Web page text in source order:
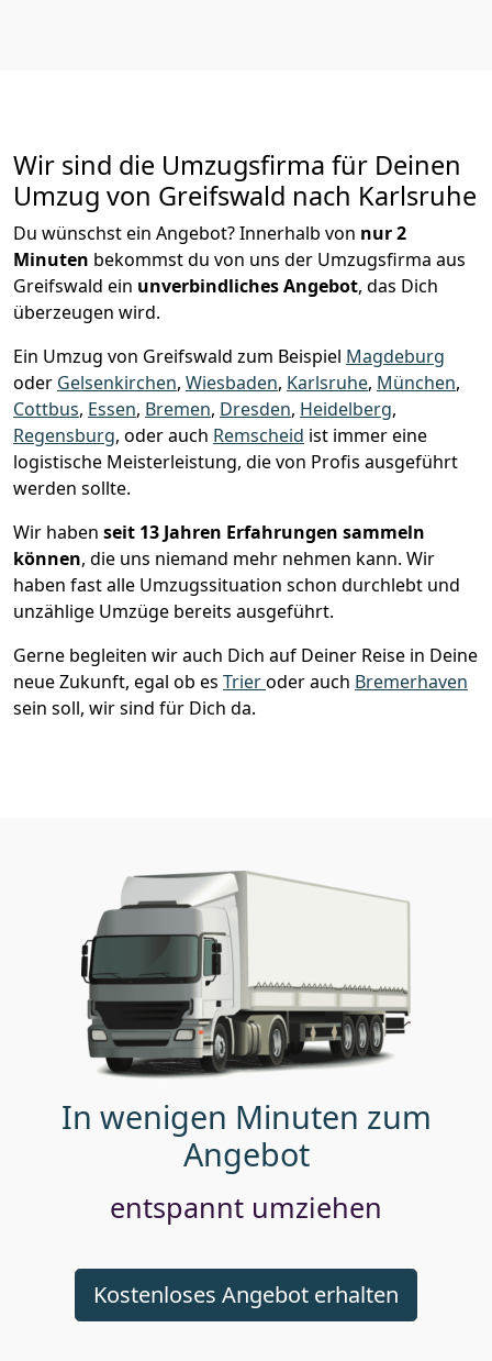
Wir sind die Umzugsfirma für Deinen
Umzug von Greifswald nach Karlsruhe
Du wünschst ein Angebot? Innerhalb von nur 2
Minuten bekommst du von uns der Umzugsfirma aus
Greifswald ein unverbindliches Angebot, das Dich
überzeugen wird.
Ein Umzug von Greifswald zum Beispiel Magdeburg
oder Gelsenkirchen, Wiesbaden, Karlsruhe, München,
Cottbus, Essen, Bremen, Dresden, Heidelberg,
Regensburg, oder auch Remscheid ist immer eine
logistische Meisterleistung, die von Profis ausgeführt
werden sollte.
Wir haben seit 13 Jahren Erfahrungen sammeln
können, die uns niemand mehr nehmen kann. Wir
haben fast alle Umzugssituation schon durchlebt und
unzählige Umzüge bereits ausgeführt.
Gerne begleiten wir auch Dich auf Deiner Reise in Deine
neue Zukunft, egal ob es Trieroder auch Bremer­haven
sein soll, wir sind für Dich da.
In wenigen Minuten zum
Angebot
entspannt umziehen
Kostenloses Angebot erhalten